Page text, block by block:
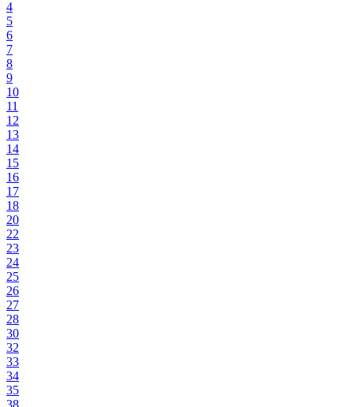
4
5
6
7
8
9
10
11
12
13
14
15
16
17
18
20
22
23
24
25
26
27
28
30
32
33
34
35
38